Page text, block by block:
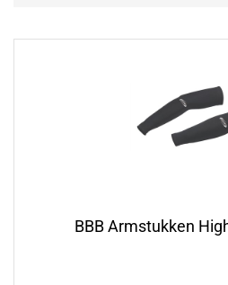
BBB Armstukken